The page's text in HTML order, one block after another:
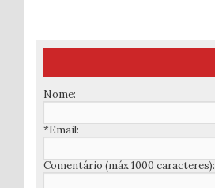
Nome:
*Email:
Comentário (máx 1000 caracteres):